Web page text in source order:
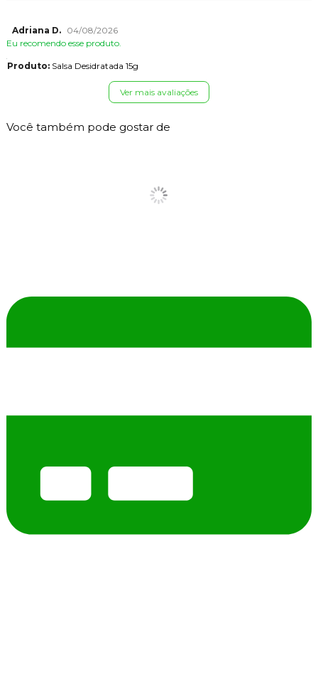
Adriana D.
04/08/2026
Eu recomendo esse produto.
Produto:Salsa Desidratada 15g
Ver mais avaliações
Você também pode gostar de